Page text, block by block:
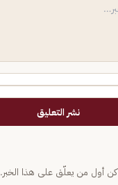
نشر التعليق
كن أول من يعلّق على هذا الخبر.